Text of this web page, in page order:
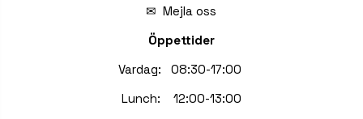
✉Mejla oss
Öppettider
Vardag: 08:30-17:00
Lunch: 12:00-13:00